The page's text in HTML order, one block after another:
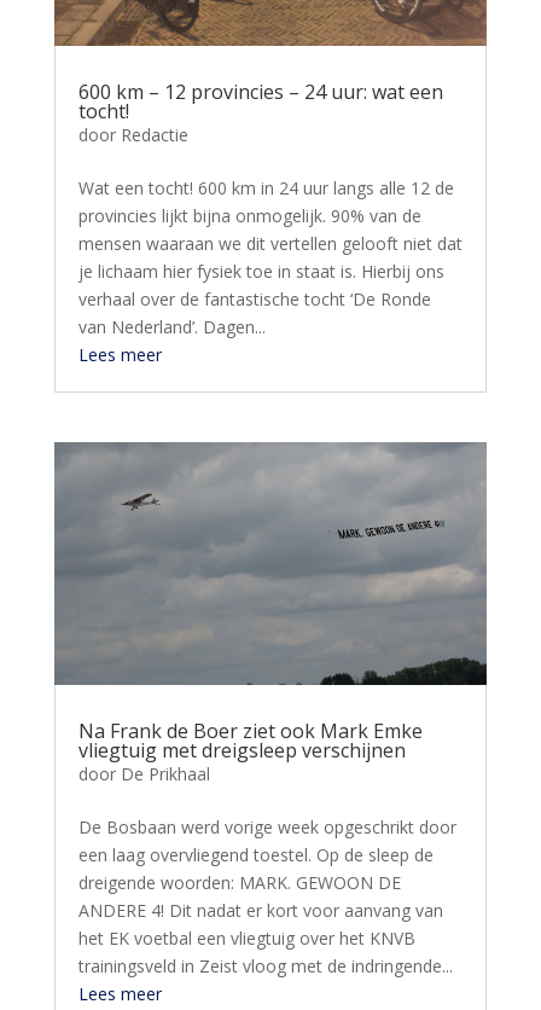
600 km – 12 provincies – 24 uur: wat een
tocht!
door Redactie
Wat een tocht! 600 km in 24 uur langs alle 12 de
provincies lijkt bijna onmogelijk. 90% van de
mensen waaraan we dit vertellen gelooft niet dat
je lichaam hier fysiek toe in staat is. Hierbij ons
verhaal over de fantastische tocht ‘De Ronde
van Nederland’. Dagen...
Lees meer
Na Frank de Boer ziet ook Mark Emke
vliegtuig met dreigsleep verschijnen
door De Prikhaal
De Bosbaan werd vorige week opgeschrikt door
een laag overvliegend toestel. Op de sleep de
dreigende woorden: MARK. GEWOON DE
ANDERE 4! Dit nadat er kort voor aanvang van
het EK voetbal een vliegtuig over het KNVB
trainingsveld in Zeist vloog met de indringende...
Lees meer